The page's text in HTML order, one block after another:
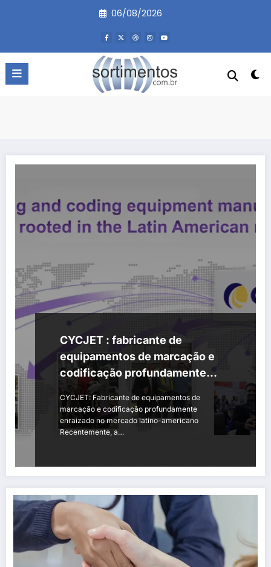
06/08/2026
CYCJET : fabricante de
equipamentos de marcação e
codificação profundamente
enraizado no mercado latino-
americano
CYCJET: Fabricante de equipamentos de
marcação e codificação profundamente
enraizado no mercado latino-americano
Recentemente, a…